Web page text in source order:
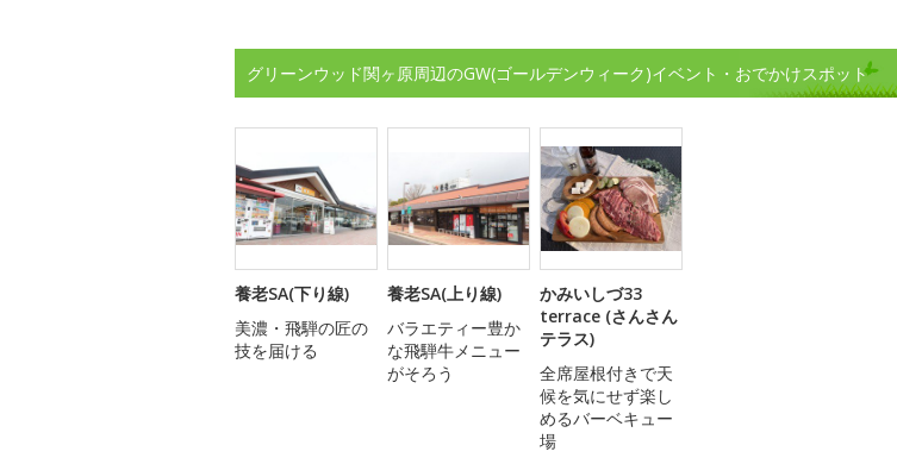
グリーンウッド関ヶ原周辺のGW(ゴールデンウィーク)イベント・おでかけスポット
養老SA(下り線)
美濃・飛騨の匠の
技を届ける
養老SA(上り線)
バラエティー豊か
な飛騨牛メニュー
がそろう
かみいしづ33
terrace (さんさん
テラス)
全席屋根付きで天
候を気にせず楽し
めるバーベキュー
場